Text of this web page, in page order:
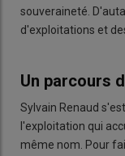
souveraineté.
d'exploitations et
Un parcours
Sylvain Renaud
l'exploitation qui
même nom. Pour